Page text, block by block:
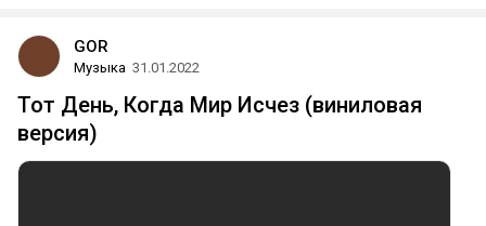
GOR
Музыка 31.01.2022
Тот День, Когда Мир Исчез (виниловая
версия)